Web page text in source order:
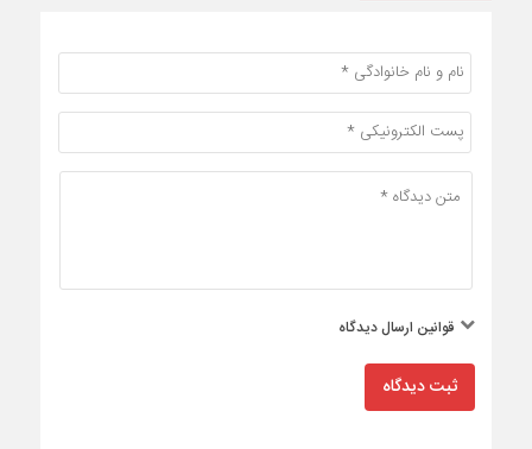
قوانین ارسال دیدگاه
ثبت دیدگاه